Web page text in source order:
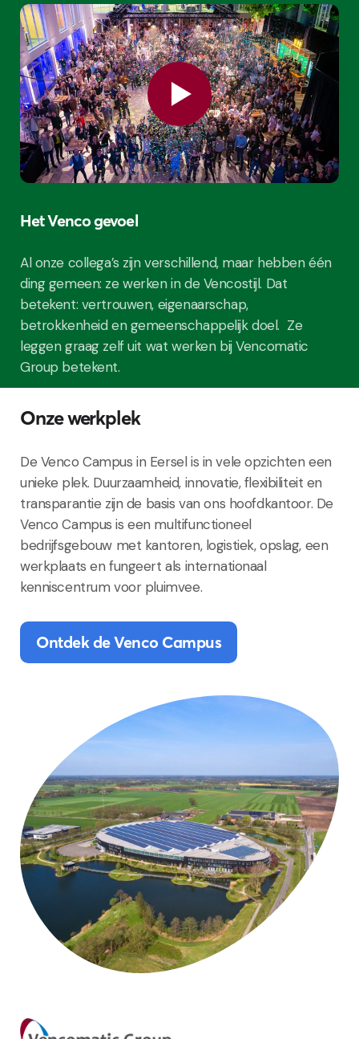
Het Venco gevoel
Al onze collega’s zijn verschillend, maar hebben één
ding gemeen: ze werken in de Vencostijl. Dat
betekent: vertrouwen, eigenaarschap,
betrokkenheid en gemeenschappelijk doel. Ze
leggen graag zelf uit wat werken bij Vencomatic
Group betekent.
Onze werkplek
De Venco Campus in Eersel is in vele opzichten een
unieke plek. Duurzaamheid, innovatie, flexibiliteit en
transparantie zijn de basis van ons hoofdkantoor. De
Venco Campus is een multifunctioneel
bedrijfsgebouw met kantoren, logistiek, opslag, een
werkplaats en fungeert als internationaal
kenniscentrum voor pluimvee.
Ontdek de Venco Campus